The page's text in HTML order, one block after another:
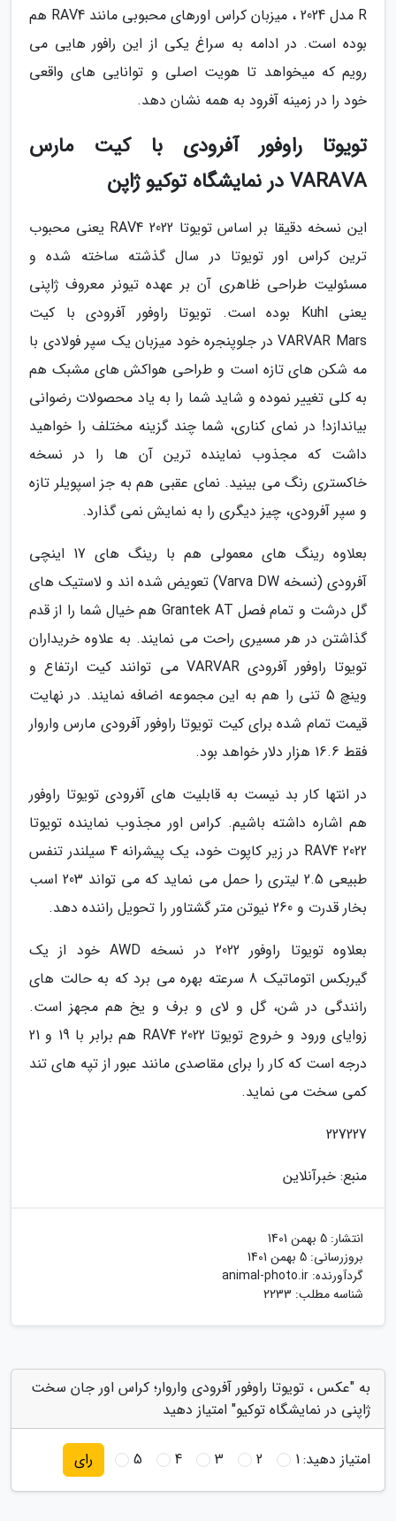
R مدل 2024 ، میزبان کراس اورهای محبوبی مانند RAV4 هم
بوده است. در ادامه به سراغ یکی از این رافور هایی می
رویم که میخواهد تا هویت اصلی و توانایی های واقعی
خود را در زمینه آفرود به همه نشان دهد.
تویوتا راوفور آفرودی با کیت مارس
VARAVA در نمایشگاه توکیو ژاپن
این نسخه دقیقا بر اساس تویوتا RAV4 2022 یعنی محبوب
ترین کراس اور تویوتا در سال گذشته ساخته شده و
مسئولیت طراحی ظاهری آن بر عهده تیونر معروف ژاپنی
یعنی Kuhl بوده است. تویوتا راوفور آفرودی با کیت
VARVAR Mars در جلوپنجره خود میزبان یک سپر فولادی با
مه شکن های تازه است و طراحی هواکش های مشبک هم
به کلی تغییر نموده و شاید شما را به یاد محصولات رضوانی
بیاندازد! در نمای کناری، شما چند گزینه مختلف را خواهید
داشت که مجذوب نماینده ترین آن ها را در نسخه
خاکستری رنگ می بینید. نمای عقبی هم به جز اسپویلر تازه
و سپر آفرودی، چیز دیگری را به نمایش نمی گذارد.
بعلاوه رینگ های معمولی هم با رینگ های 17 اینچی
آفرودی (نسخه Varva DW) تعویض شده اند و لاستیک های
گل درشت و تمام فصل Grantek AT هم خیال شما را از قدم
گذاشتن در هر مسیری راحت می نمایند. به علاوه خریداران
تویوتا راوفور آفرودی VARVAR می توانند کیت ارتفاع و
وینچ 5 تنی را هم به این مجموعه اضافه نمایند. در نهایت
قیمت تمام شده برای کیت تویوتا راوفور آفرودی مارس واروار
فقط 16.6 هزار دلار خواهد بود.
در انتها کار بد نیست به قابلیت های آفرودی تویوتا راوفور
هم اشاره داشته باشیم. کراس اور مجذوب نماینده تویوتا
RAV4 2022 در زیر کاپوت خود، یک پیشرانه 4 سیلندر تنفس
طبیعی 2.5 لیتری را حمل می نماید که می تواند 203 اسب
بخار قدرت و 260 نیوتن متر گشتاور را تحویل راننده دهد.
بعلاوه تویوتا راوفور 2022 در نسخه AWD خود از یک
گیربکس اتوماتیک 8 سرعته بهره می برد که به حالت های
رانندگی در شن، گل و لای و برف و یخ هم مجهز است.
زوایای ورود و خروج تویوتا RAV4 2022 هم برابر با 19 و 21
درجه است که کار را برای مقاصدی مانند عبور از تپه های تند
کمی سخت می نماید.
227227
منبع: خبرآنلاین
انتشار: 5 بهمن 1401
بروزرسانی: 5 بهمن 1401
گردآورنده: animal-photo.ir
شناسه مطلب: 2233
به "عکس ، تویوتا راوفور آفرودی واروار؛ کراس اور جان سخت
ژاپنی در نمایشگاه توکیو" امتیاز دهید
امتیاز دهید:1
2
3
4
5 رای